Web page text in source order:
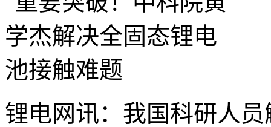
锂电网讯：我国科研人